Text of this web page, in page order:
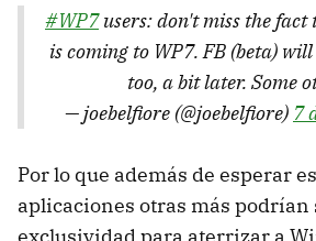
#WP7users: don't miss the fact
is coming to WP7. FB (beta)
too, a bit later. Some
— joebelfiore (@joebelfiore) 7
Por lo que además de esperar
aplicaciones otras más podrían